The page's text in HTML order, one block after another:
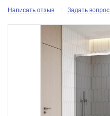
Написать отзыв Задать вопрос